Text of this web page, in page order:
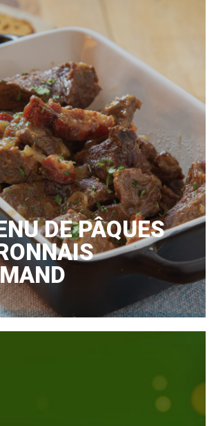
DE PÂQUES